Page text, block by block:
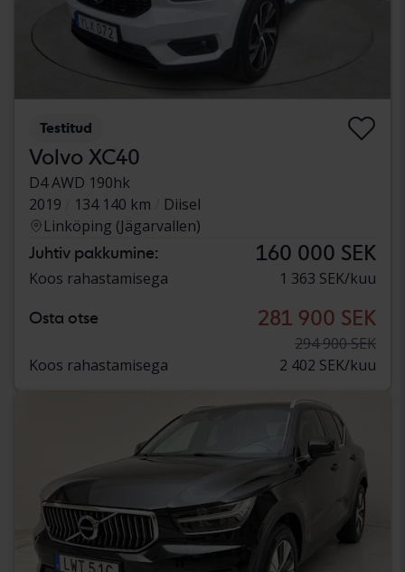
Testitud
Volvo XC40
D4 AWD 190hk
2019
134 140 km
Diisel
Linköping (Jägarvallen)
Juhtiv pakkumine: 160 000 SEK
Koos rahastamisega 1 363 SEK/kuu
Osta otse 281 900 SEK
294 900 SEK
Koos rahastamisega
2 402 SEK/kuu